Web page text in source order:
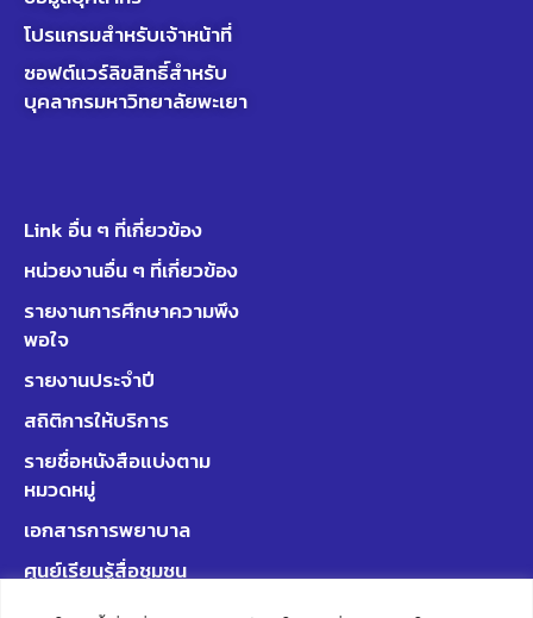
โปรแกรมสำหรับเจ้าหน้าที่
ซอฟต์แวร์ลิขสิทธิ์สำหรับ
บุคลากรมหาวิทยาลัยพะเยา
Link อื่น ๆ ที่เกี่ยวข้อง
หน่วยงานอื่น ๆ ที่เกี่ยวข้อง
รายงานการศึกษาความพึง
พอใจ
รายงานประจำปี
สถิติการให้บริการ
รายชื่อหนังสือแบ่งตาม
หมวดหมู่
เอกสารการพยาบาล
ศูนย์เรียนรู้สื่อชุมชน